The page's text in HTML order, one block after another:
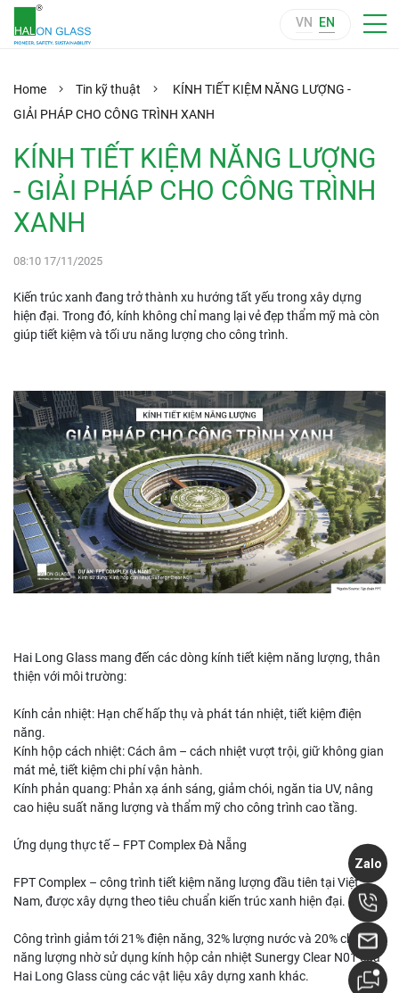
VN EN
Home Tin kỹ thuật
KÍNH TIẾT KIỆM NĂNG LƯỢNG -
GIẢI PHÁP CHO CÔNG TRÌNH XANH
KÍNH TIẾT KIỆM NĂNG LƯỢNG
- GIẢI PHÁP CHO CÔNG TRÌNH
XANH
08:10 17/11/2025
Kiến trúc xanh đang trở thành xu hướng tất yếu trong xây dựng
hiện đại. Trong đó, kính không chỉ mang lại vẻ đẹp thẩm mỹ mà còn
giúp tiết kiệm và tối ưu năng lượng cho công trình.
Hai Long Glass mang đến các dòng kính tiết kiệm năng lượng, thân
thiện với môi trường:
Kính cản nhiệt: Hạn chế hấp thụ và phát tán nhiệt, tiết kiệm điện
năng.
Kính hộp cách nhiệt: Cách âm – cách nhiệt vượt trội, giữ không gian
mát mẻ, tiết kiệm chi phí vận hành.
Kính phản quang: Phản xạ ánh sáng, giảm chói, ngăn tia UV, nâng
cao hiệu suất năng lượng và thẩm mỹ cho công trình cao tầng.
Ứng dụng thực tế – FPT Complex Đà Nẵng
FPT Complex – công trình tiết kiệm năng lượng đầu tiên tại Việt
Nam, được xây dựng theo tiêu chuẩn kiến trúc xanh hiện đại.
Công trình giảm tới 21% điện năng, 32% lượng nước và 20% chi phí
năng lượng nhờ sử dụng kính hộp cản nhiệt Sunergy Clear N01 của
Hai Long Glass cùng các vật liệu xây dựng xanh khác.
Zalo